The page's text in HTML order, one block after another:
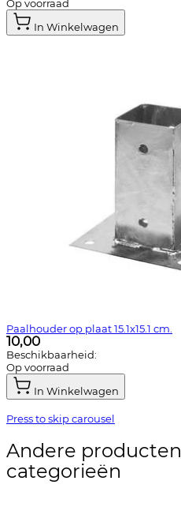
Op voorraad
In Winkelwagen
Paalhouder op plaat 15.1x15.1 cm.
10,00
Beschikbaarheid:
Op voorraad
In Winkelwagen
Press to skip carousel
Andere
categorieën